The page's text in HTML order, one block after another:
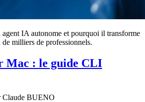
agent IA autonome et pourquoi il transforme
milliers de professionnels.
Mac : le guide CLI
Claude BUENO